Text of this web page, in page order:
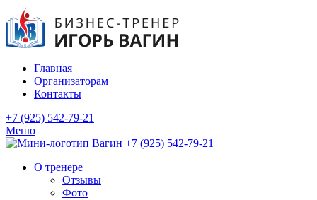
Главная
Организаторам
Контакты
+7 (925) 542-79-21
Меню
+7 (925) 542-79-21
О тренере
Отзывы
Фото